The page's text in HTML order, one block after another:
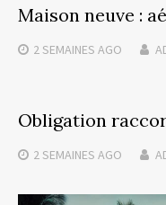
Maison neuve :
2 SEMAINES AGO
Obligation
2 SEMAINES AGO